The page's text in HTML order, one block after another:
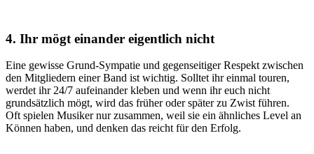
4. Ihr mögt einander eigentlich nicht
Eine gewisse Grund-Sympatie und gegenseitiger Respekt zwischen
den Mitgliedern einer Band ist wichtig. Solltet ihr einmal touren,
werdet ihr 24/7 aufeinander kleben und wenn ihr euch nicht
grundsätzlich mögt, wird das früher oder später zu Zwist führen.
Oft spielen Musiker nur zusammen, weil sie ein ähnliches Level an
Können haben, und denken das reicht für den Erfolg.